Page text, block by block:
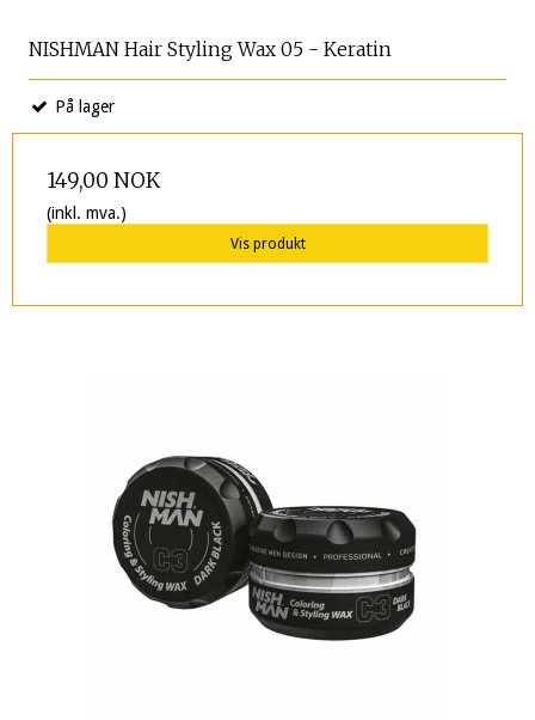
NISHMAN Hair Styling Wax 05 - Keratin
På lager
149,00 NOK
(inkl. mva.)
Vis produkt